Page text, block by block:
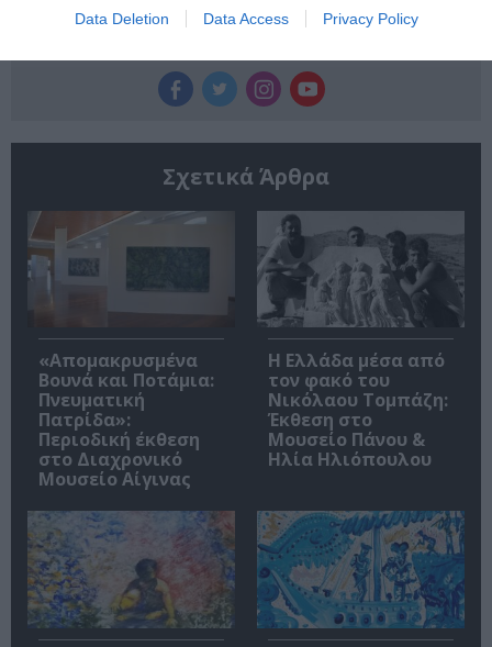
Data Deletion Data Access Privacy Policy
Σχετικά Άρθρα
«Απομακρυσμένα
Βουνά και Ποτάμια:
Πνευματική
Πατρίδα»:
Περιοδική έκθεση
στο Διαχρονικό
Μουσείο Αίγινας
Η Ελλάδα μέσα από
τον φακό του
Νικόλαου Τομπάζη:
Έκθεση στο
Μουσείο Πάνου &
Ηλία Ηλιόπουλου